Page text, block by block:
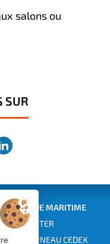
salons ou
SUR
CONTINUE MARITIME
CENTER
CONCARNEAU CEDEX